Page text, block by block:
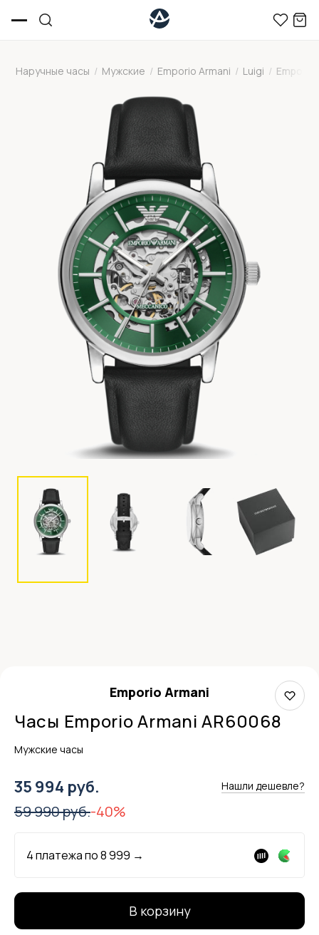
Наручные часы / Мужские / Emporio Armani / Luigi / Emporio
Emporio Armani
Часы Emporio Armani AR60068
Мужские часы
35 994 руб. Нашли дешевле?
59 990 руб.-40%
4 платежа по8 999 →
В корзину